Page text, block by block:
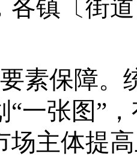
各镇 〔街
要素保障。
“一张图”
场主体提